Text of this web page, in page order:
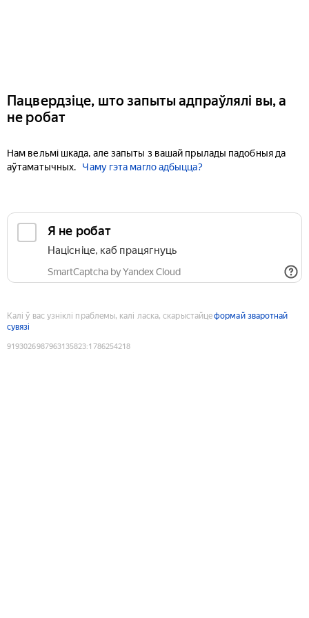
Пацвердзіце, што запыты адпраўлялі вы, а
не робат
Нам вельмі шкада, але запыты з вашай прылады падобныя да
аўтаматычных.
Чаму гэта магло адбыцца?
Я не робат
Націсніце, каб працягнуць
SmartCaptcha by Yandex Cloud
Калі ў вас узніклі праблемы, калі ласка, скарыстайцеформай зваротнай
сувязі
9193026987963135823:1786254218